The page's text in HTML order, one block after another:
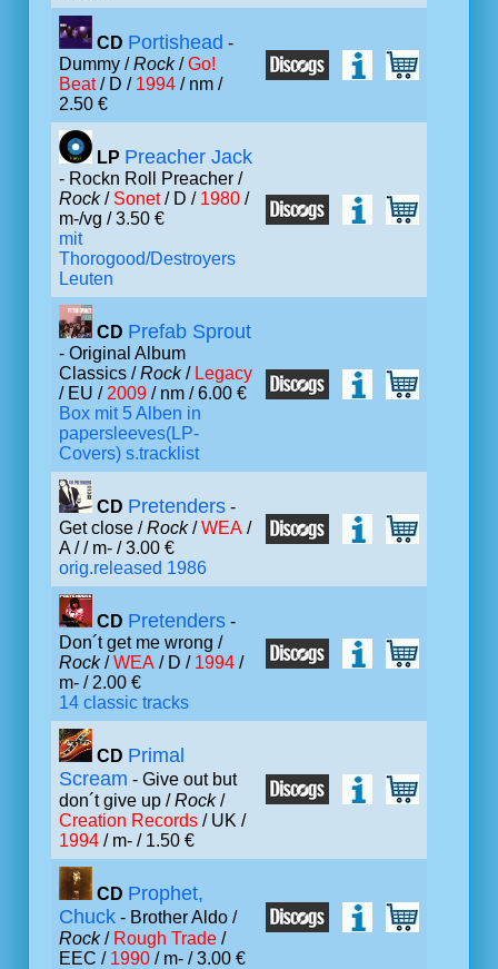
CD Portishead -
Dummy /Rock/Go!
Beat/ D / 1994 / nm /
2.50 €
LP Preacher Jack
- Rockn Roll Preacher /
Rock/ Sonet/ D / 1980 /
m-/vg / 3.50 €
mit
Thorogood/Destroyers
Leuten
CD Prefab Sprout
- Original Album
Classics /Rock/ Legacy
/ EU / 2009 / nm / 6.00 €
Box mit 5 Alben in
papersleeves(LP-
Covers) s.tracklist
CD Pretenders -
Get close /Rock/WEA /
A // m- / 3.00 €
orig.released 1986
CD Pretenders -
Don´t get me wrong /
Rock/WEA / D / 1994 /
m- / 2.00 €
14 classic tracks
CD Primal
Scream - Give out but
don´t give up /Rock/
Creation Records / UK /
1994 / m- / 1.50 €
CD Prophet,
Chuck - Brother Aldo /
Rock/ Rough Trade /
EEC / 1990 / m- / 3.00 €